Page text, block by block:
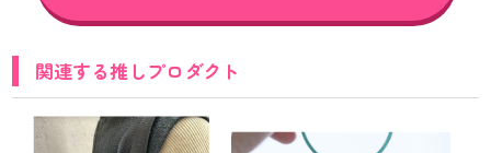
関連する推しプロダクト